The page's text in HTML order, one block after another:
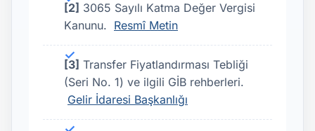
[2] 3065 Sayılı Katma Değer Vergisi
Kanunu. Resmî Metin
[3] Transfer Fiyatlandırması Tebliği
(Seri No. 1) ve ilgili GİB rehberleri.
Gelir İdaresi Başkanlığı